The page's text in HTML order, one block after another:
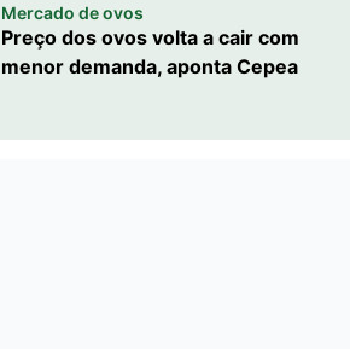
Mercado de ovos
Preço dos ovos volta a cair com
menor demanda, aponta Cepea